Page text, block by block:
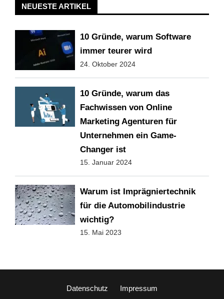
NEUESTE ARTIKEL
10 Gründe, warum Software
immer teurer wird
24. Oktober 2024
10 Gründe, warum das
Fachwissen von Online
Marketing Agenturen für
Unternehmen ein Game-
Changer ist
15. Januar 2024
Warum ist Imprägniertechnik
für die Automobilindustrie
wichtig?
15. Mai 2023
Datenschutz Impressum